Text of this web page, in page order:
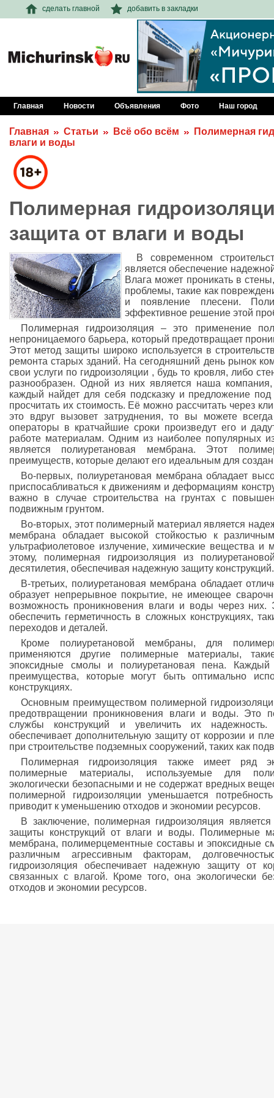
сделать главной добавить в закладки
Главная Новости Объявления Фото Наш город
Главная Статьи Всё обо всём
Полимерная
влаги и воды
Полимерная
защита от влаги и воды
В современном
является обеспечение
Влага может проникать в
проблемы, такие как
и появление плесени.
эффективное решение этой
Полимерная гидроизоляция – это применение
непроницаемого барьера, который предотвращает
Этот метод защиты широко используется в
ремонта старых зданий. На сегодняшний день рынок
свои услуги по гидроизоляции , будь то кровля, либо
разнообразен. Одной из них является наша
каждый найдет для себя подсказку и предложение
просчитать их стоимость. Её можно рассчитать через
это вдруг вызовет затруднения, то вы можете
операторы в кратчайшие сроки произведут его и
работе материалам. Одним из наиболее популярных
является полиуретановая мембрана. Этот
преимуществ, которые делают его идеальным для
Во-первых, полиуретановая мембрана обладает
приспосабливаться к движениям и деформациям
важно в случае строительства на грунтах с
подвижным грунтом.
Во-вторых, этот полимерный материал является
мембрана обладает высокой стойкостью к
ультрафиолетовое излучение, химические вещества и
этому, полимерная гидроизоляция из
десятилетия, обеспечивая надежную защиту конструкций.
В-третьих, полиуретановая мембрана обладает
образует непрерывное покрытие, не имеющее
возможность проникновения влаги и воды через них.
обеспечить герметичность в сложных конструкциях,
переходов и деталей.
Кроме полиуретановой мембраны, для
применяются другие полимерные материалы,
эпоксидные смолы и полиуретановая пена.
преимущества, которые могут быть оптимально
конструкциях.
Основным преимуществом полимерной
предотвращении проникновения влаги и воды. Это
службы конструкций и увеличить их надежность.
обеспечивает дополнительную защиту от коррозии и
при строительстве подземных сооружений, таких как
Полимерная гидроизоляция также имеет ряд
полимерные материалы, используемые для
экологически безопасными и не содержат вредных
полимерной гидроизоляции уменьшается
приводит к уменьшению отходов и экономии ресурсов.
В заключение, полимерная гидроизоляция
защиты конструкций от влаги и воды. Полимерные
мембрана, полимерцементные составы и эпоксидные
различным агрессивным факторам,
гидроизоляция обеспечивает надежную защиту от
связанных с влагой. Кроме того, она экологически
отходов и экономии ресурсов.